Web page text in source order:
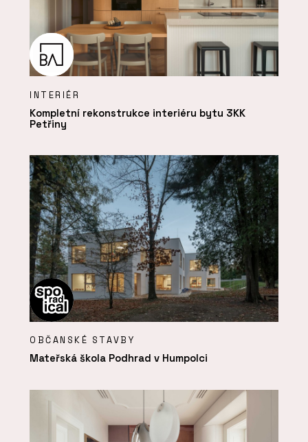
INTERIÉR
Kompletní rekonstrukce interiéru bytu 3KK
Petřiny
OBČANSKÉ STAVBY
Mateřská škola Podhrad v Humpolci